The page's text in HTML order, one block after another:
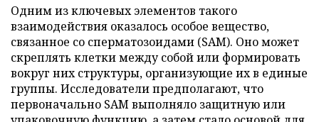
Одним из ключевых элементов такого
взаимодействия оказалось особое вещество,
связанное со сперматозоидами (SAM). Оно может
скреплять клетки между собой или формировать
вокруг них структуры, организующие их в единые
группы. Исследователи предполагают, что
первоначально SAM выполняло защитную или